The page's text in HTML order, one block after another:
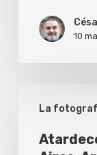
10
La
Olivos,